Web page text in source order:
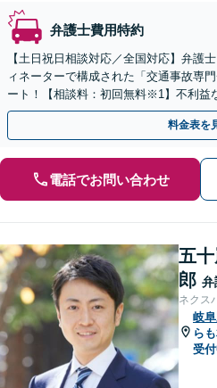
弁護士費用特約
【土日祝日相談対応／全国対応】弁護
ィネーターで構成された「交通事故専
ート！【相談料：初回無料※1】不利益
ぐ相談！
料金表を
電話でお問い合わせ
五
郎 弁
ネクス
岐
ら
受